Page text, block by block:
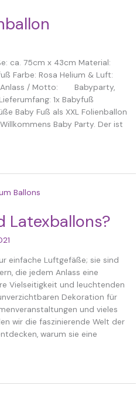
ca. 75cm x 43cm Material:
Farbe: Rosa Helium & Luft:
Anlass / Motto: Babyparty,
1x Babyfuß
Baby Fuß als XXL Folienballon
Baby Party. Der ist
Latexballons?
einfache Luftgefäße; sie sind
die jedem Anlass eine
Vielseitigkeit und leuchtenden
Dekoration für
und vieles
wir die faszinierende Welt der
warum sie eine